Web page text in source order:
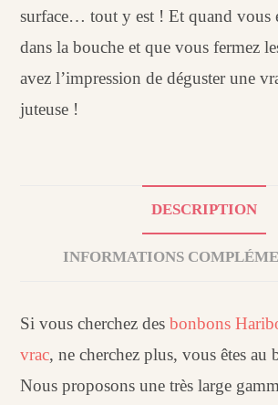
surface… tout y est ! Et quand vous
dans la bouche et que vous fermez
avez l’impression de déguster une
juteuse !
DESCRIPTION
INFORMATIONS
Si vous cherchez desbonbons
vrac, ne cherchez plus, vous êtes au
Nous proposons une très large